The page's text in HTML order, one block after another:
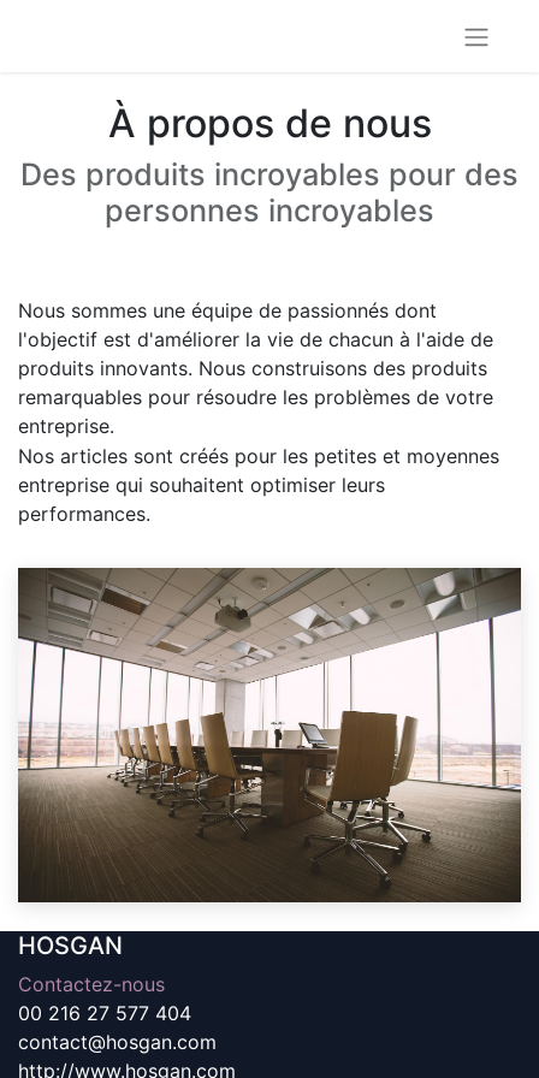
À propos de nous
Des produits incroyables pour des
personnes incroyables
Nous sommes une équipe de passionnés dont
l'objectif est d'améliorer la vie de chacun à l'aide de
produits innovants. Nous construisons des produits
remarquables pour résoudre les problèmes de votre
entreprise.
Nos articles sont créés pour les petites et moyennes
entreprise qui souhaitent optimiser leurs
performances.
HOSGAN
Contactez-nous
00 216 27 577 404
contact@hosgan.com
http://www.hosgan.com